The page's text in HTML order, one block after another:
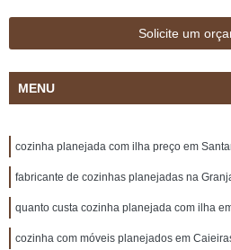
Solicite um
MENU
cozinha planejada com ilha preço em
fabricante de cozinhas planejadas na
quanto custa cozinha planejada com ilha
cozinha com móveis planejados em